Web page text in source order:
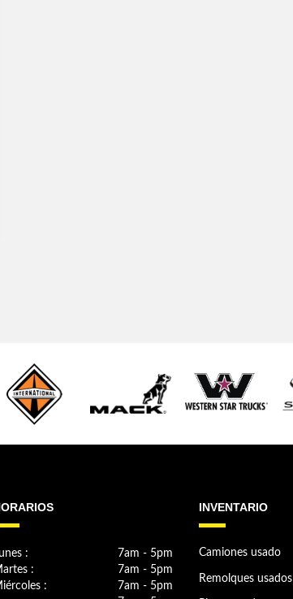
:
7am - 5pm
:
7am - 5pm
:
7am - 5pm
INVENTARIO
Camiones usado
Remolques usados